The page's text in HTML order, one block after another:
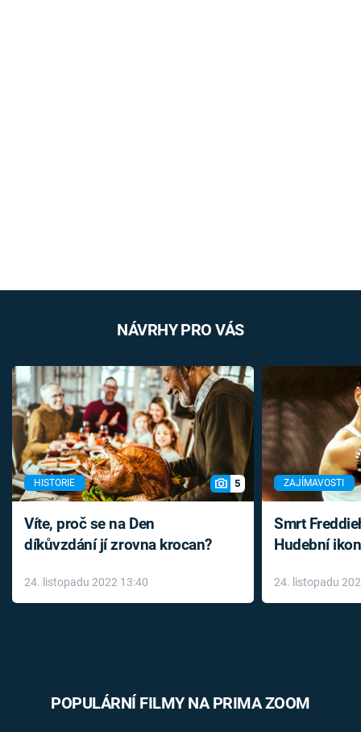
NÁVRHY PRO VÁS
HISTORIE 5
Víte, proč se na Den
díkůvzdání jí zrovna krocan?
24. listopadu 2022 13:40
ZAJÍMAVOSTI
Smrt
Hudební
léky
24. listopadu
POPULÁRNÍ FILMY NA PRIMA ZOOM